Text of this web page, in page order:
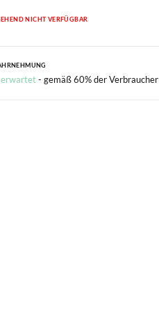
NICHT VERFÜGBAR
erwartet - gemäß 60% der Verbraucher